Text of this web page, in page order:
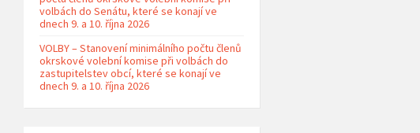
volbách do Senátu, které se konají ve
dnech 9. a 10. října 2026
VOLBY – Stanovení minimálního počtu členů
okrskové volební komise při volbách do
zastupitelstev obcí, které se konají ve
dnech 9. a 10. října 2026